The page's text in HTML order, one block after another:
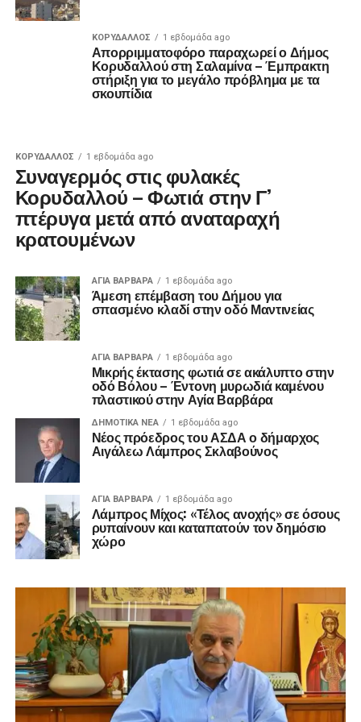
ΚΟΡΥΔΑΛΛΟΣ 1 εβδομάδα ago
Απορριμματοφόρο παραχωρεί ο Δήμος
Κορυδαλλού στη Σαλαμίνα – Έμπρακτη
στήριξη για το μεγάλο πρόβλημα με τα
σκουπίδια
ΚΟΡΥΔΑΛΛΟΣ 1 εβδομάδα ago
Συναγερμός στις φυλακές
Κορυδαλλού – Φωτιά στην Γ’
πτέρυγα μετά από αναταραχή
κρατουμένων
ΑΓΙΑ ΒΑΡΒΑΡΑ 1 εβδομάδα ago
Άμεση επέμβαση του Δήμου για
σπασμένο κλαδί στην οδό Μαντινείας
ΑΓΙΑ ΒΑΡΒΑΡΑ 1 εβδομάδα ago
Μικρής έκτασης φωτιά σε ακάλυπτο στην
οδό Βόλου – Έντονη μυρωδιά καμένου
πλαστικού στην Αγία Βαρβάρα
ΔΗΜΟΤΙΚΆ ΝΈΑ 1 εβδομάδα ago
Νέος πρόεδρος του ΑΣΔΑ ο δήμαρχος
Αιγάλεω Λάμπρος Σκλαβούνος
ΑΓΙΑ ΒΑΡΒΑΡΑ 1 εβδομάδα ago
Λάμπρος Μίχος: «Τέλος ανοχής» σε όσους
ρυπαίνουν και καταπατούν τον δημόσιο
χώρο